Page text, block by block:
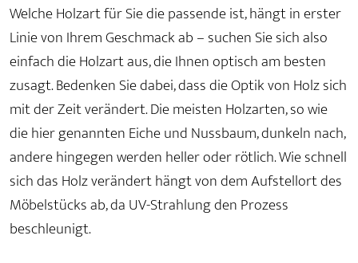
Welche Holzart für Sie die passende ist, hängt in erster
Linie von Ihrem Geschmack ab – suchen Sie sich also
einfach die Holzart aus, die Ihnen optisch am besten
zusagt. Bedenken Sie dabei, dass die Optik von Holz sich
mit der Zeit verändert. Die meisten Holzarten, so wie
die hier genannten Eiche und Nussbaum, dunkeln nach,
andere hingegen werden heller oder rötlich. Wie schnell
sich das Holz verändert hängt von dem Aufstellort des
Möbelstücks ab, da UV-Strahlung den Prozess
beschleunigt.